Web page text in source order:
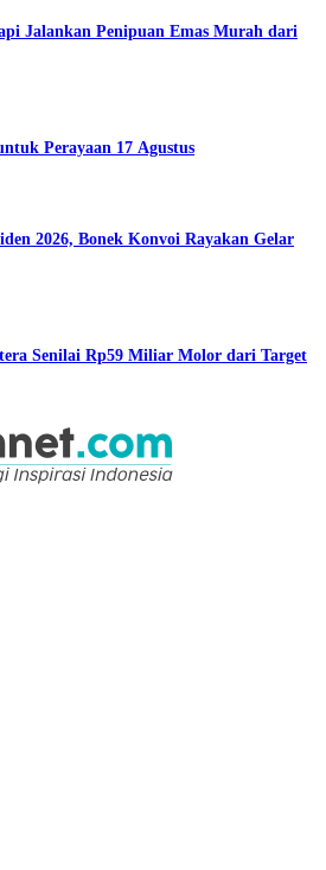
Jalankan Penipuan Emas Murah dari
Perayaan 17 Agustus
2026, Bonek Konvoi Rayakan Gelar
Senilai Rp59 Miliar Molor dari Target